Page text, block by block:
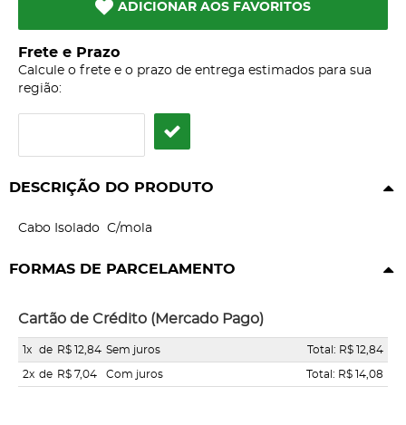
ADICIONAR AOS FAVORITOS
Frete e Prazo
Calcule o frete e o prazo de entrega estimados para sua
região:
DESCRIÇÃO DO PRODUTO
Cabo Isolado C/mola
FORMAS DE PARCELAMENTO
Cartão de Crédito (Mercado Pago)
1x de R$ 12,84 Sem juros Total: R$ 12,84
2x de R$ 7,04 Com juros Total: R$ 14,08